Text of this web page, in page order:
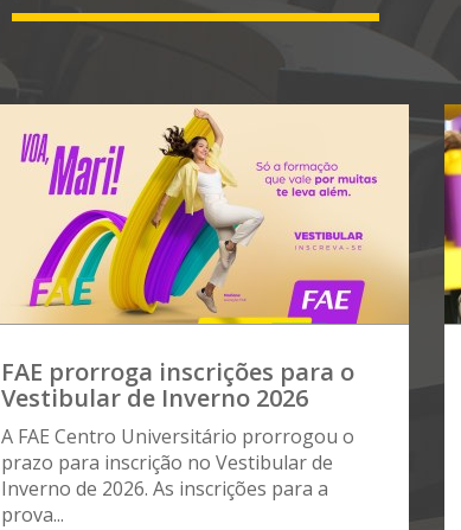
FAE prorroga inscrições para o
Vestibular de Inverno 2026
A FAE Centro Universitário prorrogou o
prazo para inscrição no Vestibular de
Inverno de 2026. As inscrições para a
prova...